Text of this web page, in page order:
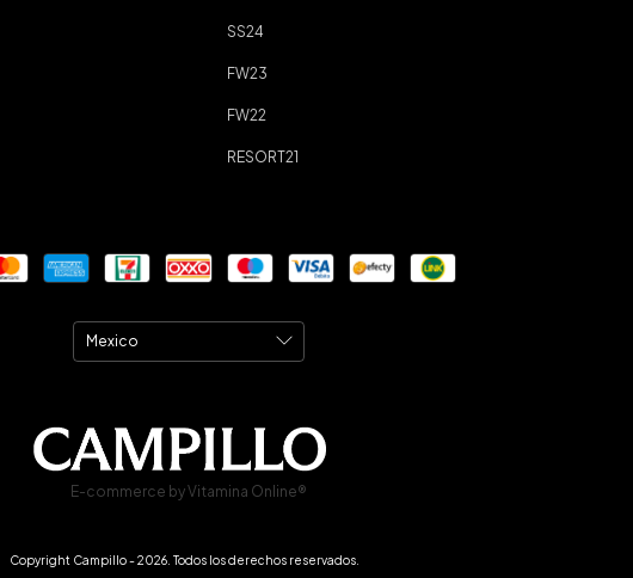
SS24
FW23
FW22
RESORT21
E-commerce by Vitamina Online®
Copyright Campillo - 2026. Todos los derechos reservados.